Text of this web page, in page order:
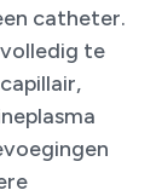
catheter.
te